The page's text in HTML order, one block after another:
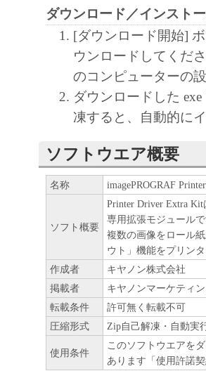
お客様は、「本ソフト
この契約に同意したこと
お客様がこの契約に同
ストールされず、直ち
さい。
１．使用許諾
(1) お客様は、「本ソフ
ェットプリンタ（以下
たはネットワークを通
それぞれにおいて使用
ア」をコンピュータの
と、またはコンピュー
すること、読み出すこ
も含むものとします）
た、お客様が「プリン
様のイントラネット内
います）に、本契約の
ダウンロード／インスト
[ダウンロード開始]
ウンロードしてくだ
のコンピューターの
ダウンロードした
凍すると、自動的に
ソフトウエア概要
名称 imagePROGRAF
ソフト概要
Printer Driver Extra
専用拡張モジュール
複数の画像をロール
ウト」機能をプリン
作成者
キヤノン株式会社
掲載者
キヤノンマーケティ
転載条件
許可無く転載不可
圧縮形式
Zip自己解凍・自動実
使用条件
このソフトウエアを
あります「使用許諾